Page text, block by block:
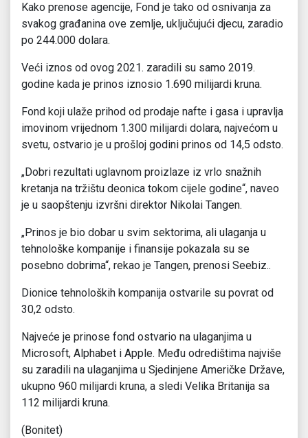
Kako prenose agencije, Fond je tako od osnivanja za
svakog građanina ove zemlje, uključujući djecu, zaradio
po 244.000 dolara.
Veći iznos od ovog 2021. zaradili su samo 2019.
godine kada je prinos iznosio 1.690 milijardi kruna.
Fond koji ulaže prihod od prodaje nafte i gasa i upravlja
imovinom vrijednom 1.300 milijardi dolara, najvećom u
svetu, ostvario je u prošloj godini prinos od 14,5 odsto.
„Dobri rezultati uglavnom proizlaze iz vrlo snažnih
kretanja na tržištu deonica tokom cijele godine“, naveo
je u saopštenju izvršni direktor Nikolai Tangen.
„Prinos je bio dobar u svim sektorima, ali ulaganja u
tehnološke kompanije i finansije pokazala su se
posebno dobrima“, rekao je Tangen, prenosi Seebiz..
Dionice tehnoloških kompanija ostvarile su povrat od
30,2 odsto.
Najveće je prinose fond ostvario na ulaganjima u
Microsoft, Alphabet i Apple. Među odredištima najviše
su zaradili na ulaganjima u Sjedinjene Američke Države,
ukupno 960 milijardi kruna, a sledi Velika Britanija sa
112 milijardi kruna.
(Bonitet)